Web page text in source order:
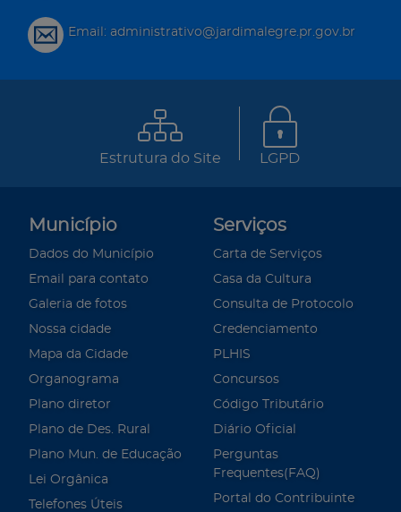
Email: administrativo@jardimalegre.pr.gov.br
Estrutura do Site LGPD
Município
Dados do Município
Email para contato
Galeria de fotos
Nossa cidade
Mapa da Cidade
Organograma
Plano diretor
Plano de Des. Rural
Plano Mun. de Educação
Lei Orgânica
Telefones Úteis
Serviços
Carta de Serviços
Casa da Cultura
Consulta de Protocolo
Credenciamento
PLHIS
Concursos
Código Tributário
Diário Oficial
Perguntas
Frequentes(FAQ)
Portal do Contribuinte